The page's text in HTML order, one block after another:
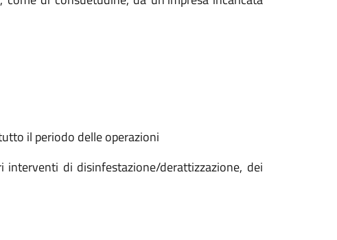
il periodo delle operazioni
di disinfestazione/derattizzazione, dei